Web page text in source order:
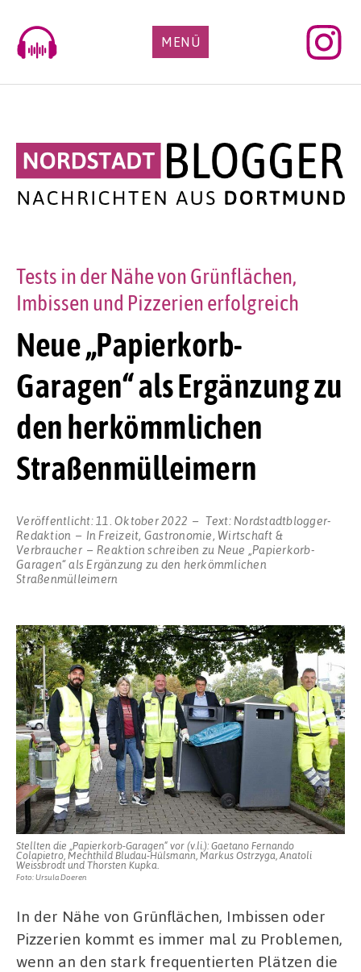
content
MENÜ
Neue „Papierkorb-
Garagen“ als Ergänzung zu
den herkömmlichen
Straßenmülleimern
Tests in der Nähe von Grünflächen,
Imbissen und Pizzerien erfolgreich
Veröffentlicht: 11. Oktober 2022 Text: Nordstadtblogger-
Redaktion
InFreizeit, Gastronomie, Wirtschaft &
Verbraucher
Reaktion schreiben zu Neue „Papierkorb-
Garagen“ als Ergänzung zu den herkömmlichen
Straßenmülleimern
Stellten die „Papierkorb-Garagen“ vor (v.li.): Gaetano Fernando
Colapietro, Mechthild Bludau-Hülsmann, Markus Ostrzyga, Anatoli
Weissbrodt und Thorsten Kupka.
Foto: Ursula Doeren
In der Nähe von Grünflächen, Imbissen oder
Pizzerien kommt es immer mal zu Problemen,
wenn an den stark frequentierten Plätzen die